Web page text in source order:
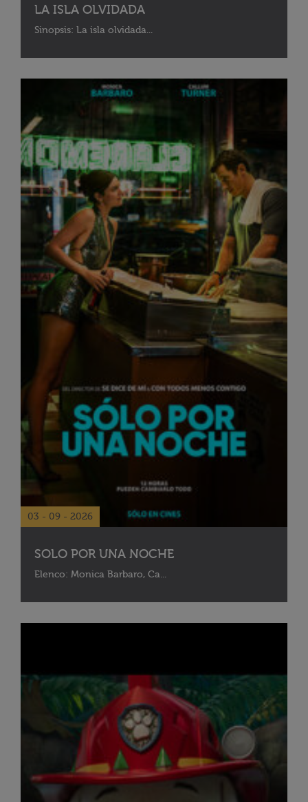
LA ISLA OLVIDADA
Sinopsis: La isla olvidada...
03 - 09 - 2026
SOLO POR UNA NOCHE
Elenco: Monica Barbaro, Ca...